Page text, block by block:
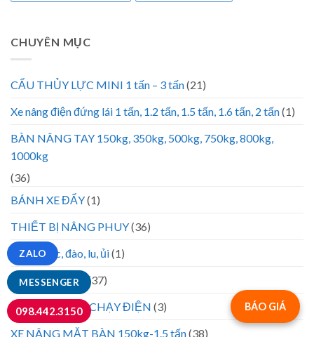
CHUYÊN MỤC
CẨU THỦY LỰC MINI 1 tấn – 3 tấn(21)
Xe nâng điện đứng lái 1 tấn, 1.2 tấn, 1.5 tấn, 1.6 tấn, 2 tấn(1)
BÀN NÂNG TAY 150kg, 350kg, 500kg, 750kg, 800kg,
1000kg
(36)
BÁNH XE ĐẨY(1)
THIẾT BỊ NÂNG PHUY(36)
Lốp xe xúc, đào, lu, ủi(1)
XE ĐẨY HÀNG
(37)
XE NÂNG CAO CHẠY ĐIỆN (3)
XE NÂNG MẶT BÀN 150kg-1.5 tấn(38)
BÁO GIÁ
MESSENGER
ZALO
098.442.3150